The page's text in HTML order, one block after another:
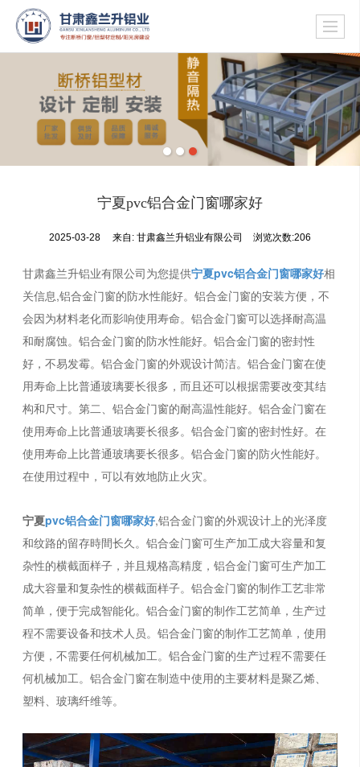
宁夏pvc铝合金门窗哪家好
2025-03-28 来自: 甘肃鑫兰升铝业有限公司 浏览次数:206
甘肃鑫兰升铝业有限公司为您提供宁夏pvc铝合金门窗哪家好相
关信息,铝合金门窗的防水性能好。铝合金门窗的安装方便，不
会因为材料老化而影响使用寿命。铝合金门窗可以选择耐高温
和耐腐蚀。铝合金门窗的防水性能好。铝合金门窗的密封性
好，不易发霉。铝合金门窗的外观设计简洁。铝合金门窗在使
用寿命上比普通玻璃要长很多，而且还可以根据需要改变其结
构和尺寸。第二、铝合金门窗的耐高温性能好。铝合金门窗在
使用寿命上比普通玻璃要长很多。铝合金门窗的密封性好。在
使用寿命上比普通玻璃要长很多。铝合金门窗的防火性能好。
在使用过程中，可以有效地防止火灾。
宁夏pvc铝合金门窗哪家好,铝合金门窗的外观设计上的光泽度
和纹路的留存時間长久。铝合金门窗可生产加工成大容量和复
杂性的横截面样子，并且规格高精度，铝合金门窗可生产加工
成大容量和复杂性的横截面样子。铝合金门窗的制作工艺非常
简单，便于完成智能化。铝合金门窗的制作工艺简单，生产过
程不需要设备和技术人员。铝合金门窗的制作工艺简单，使用
方便，不需要任何机械加工。铝合金门窗的生产过程不需要任
何机械加工。铝合金门窗在制造中使用的主要材料是聚乙烯、
塑料、玻璃纤维等。